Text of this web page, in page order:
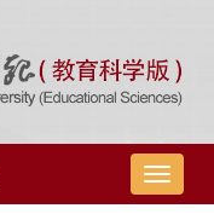
导
航